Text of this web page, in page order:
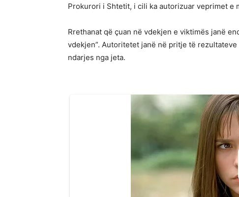
Prokurori i Shtetit, i cili ka autorizuar veprimet e
Rrethanat që çuan në vdekjen e viktimës janë
vdekjen”. Autoritetet janë në pritje të
ndarjes nga jeta.